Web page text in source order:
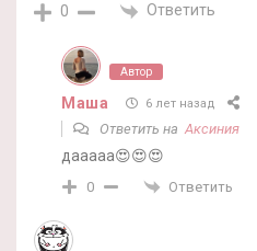
0 Ответить
Автор
Маша 6 лет назад
Ответить на Аксиния
дааааа😍😍😍
0 Ответить